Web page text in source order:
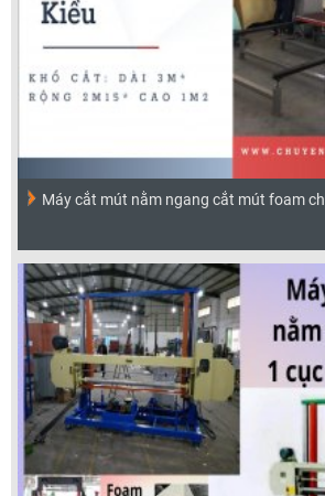
Máy cắt mút nằm ngang cắt mút foam